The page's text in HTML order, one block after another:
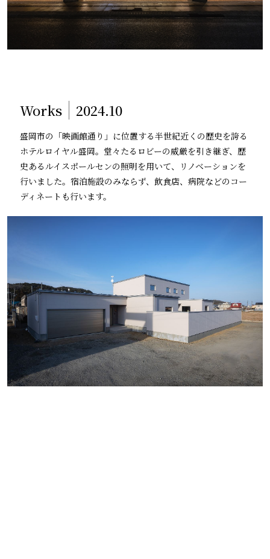
Works 2024.10
盛岡市の「映画館通り」に位置する半世紀近くの歴史を誇る
ホテルロイヤル盛岡。堂々たるロビーの威厳を引き継ぎ、歴
史あるルイスポールセンの照明を用いて、リノベーションを
行いました。宿泊施設のみならず、飲食店、病院などのコー
ディネートも行います。